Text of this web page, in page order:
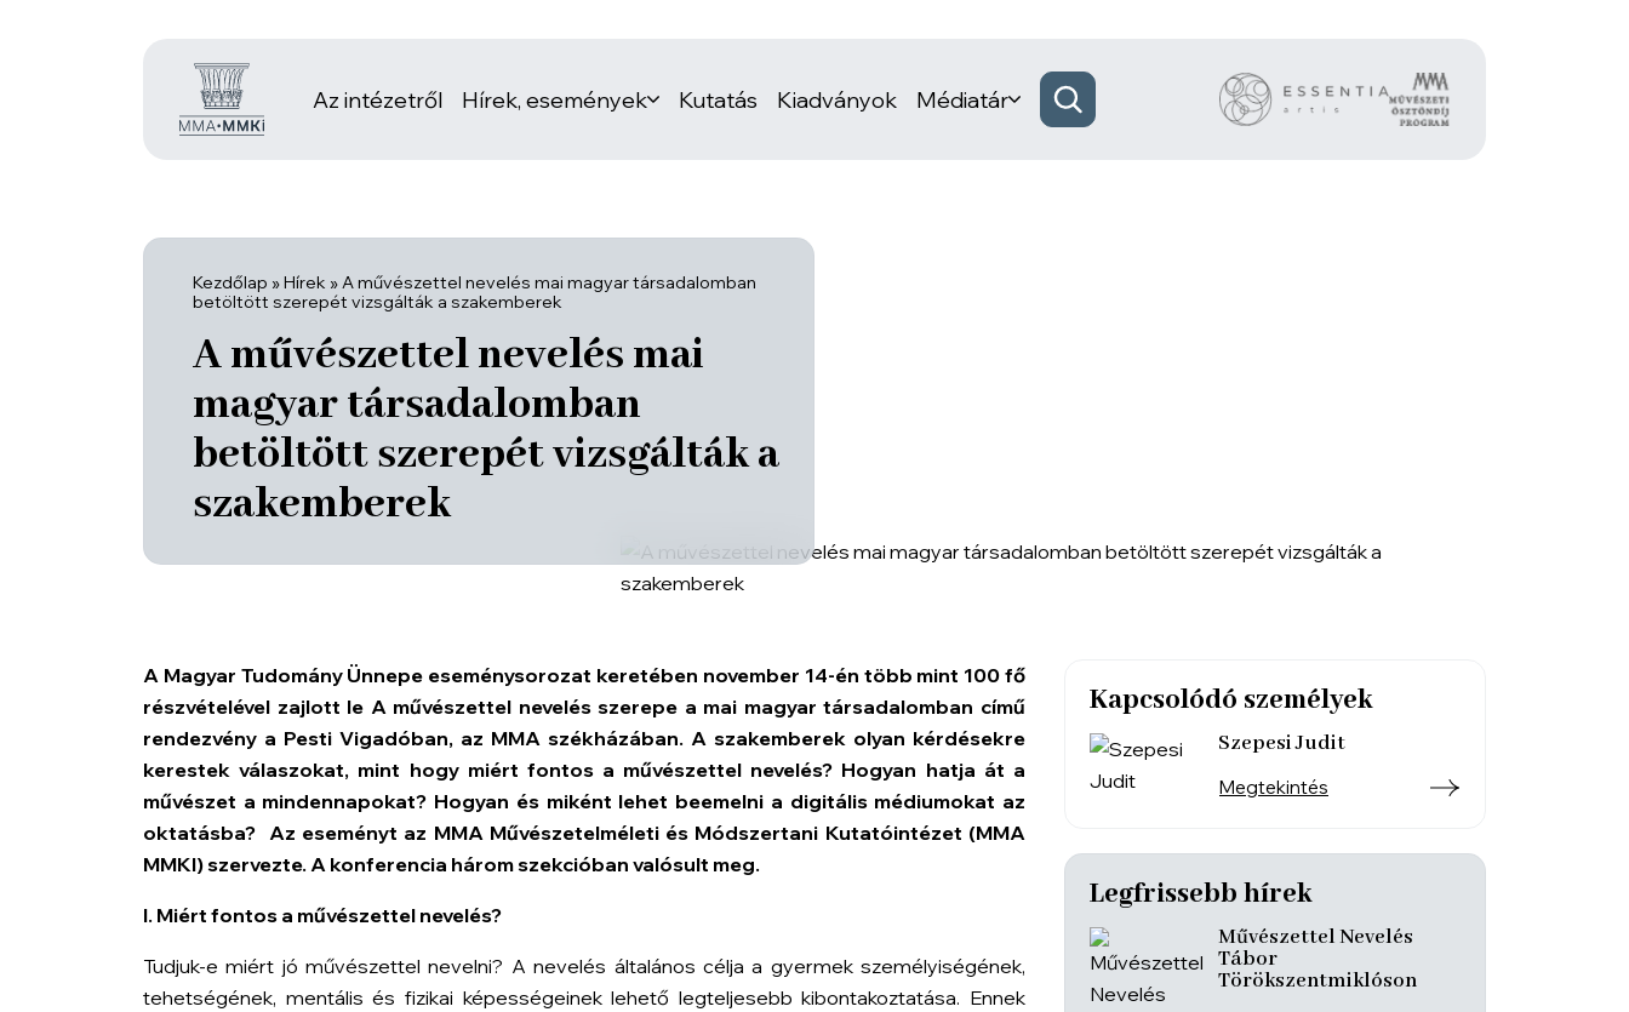
Az intézetről Hírek, események Kutatás Kiadványok Médiatár
Kezdőlap »Hírek »A művészettel nevelés mai magyar társadalomban
betöltött szerepét vizsgálták a szakemberek
A művészettel nevelés mai
magyar társadalomban
betöltött szerepét vizsgálták a
szakemberek
A Magyar Tudomány Ünnepe eseménysorozat keretében november 14-én több mint 100 fő
részvételével zajlott le A művészettel nevelés szerepe a mai magyar társadalomban című
rendezvény a Pesti Vigadóban, az MMA székházában. A szakemberek olyan kérdésekre
kerestek válaszokat, mint hogy miért fontos a művészettel nevelés? Hogyan hatja át a
művészet a mindennapokat? Hogyan és miként lehet beemelni a digitális médiumokat az
oktatásba? Az eseményt az MMA Művészetelméleti és Módszertani Kutatóintézet (MMA
MMKI) szervezte. A konferencia három szekcióban valósult meg.
I. Miért fontos a művészettel nevelés?
Tudjuk-e miért jó művészettel nevelni? A nevelés általános célja a gyermek személyiségének,
tehetségének, mentális és fizikai képességeinek lehető legteljesebb kibontakoztatása. Ennek
Kapcsolódó személyek
Szepesi Judit
Megtekintés
Legfrissebb hírek
Művészettel Nevelés
Tábor
Törökszentmiklóson